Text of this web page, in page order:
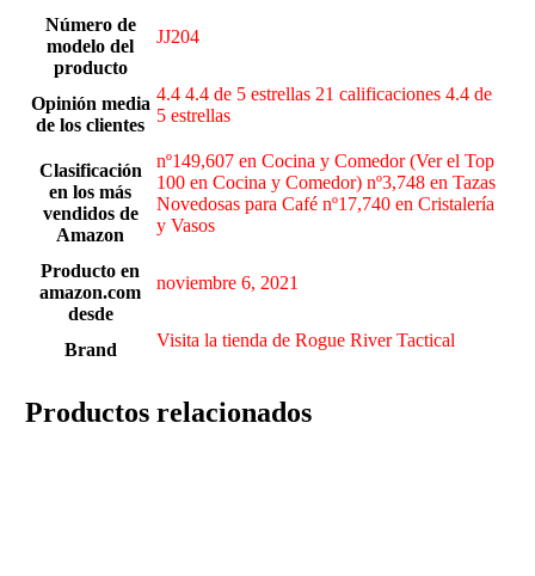
Número de
modelo del
producto
JJ204
Opinión media
de los clientes
4.4 4.4 de 5 estrellas 21 calificaciones 4.4 de
5 estrellas
Clasificación
en los más
vendidos de
Amazon
nº149,607 en Cocina y Comedor (Ver el Top
100 en Cocina y Comedor) nº3,748 en Tazas
Novedosas para Café nº17,740 en Cristalería
y Vasos
Producto en
amazon.com
desde
noviembre 6, 2021
Brand Visita la tienda de Rogue River Tactical
Productos relacionados